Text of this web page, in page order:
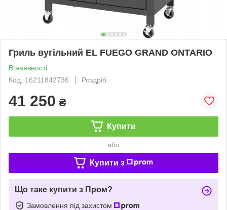
Гриль вугільний EL FUEGO GRAND ONTARIO
В наявності
Код: 16211842736
Роздріб
41 250 ₴
Купити
або
Купити з
Що таке купити з Пром?
Замовлення під захистом